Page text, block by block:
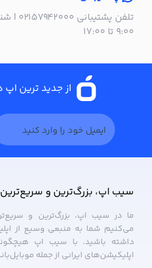
تلفن
۹:۰۰ تا ۱۷:۰۰
از جدید ترین اپ
سیب ‌اپ، بزرگ‌ترین و سریع‌ترین
ما در سیب ‌اپ، بزرگ‌ترین و
می‌کنیم شما به منبعی وسیع از
داشته باشید. با سیب ‌اپ
اپلیکیشن‌های ایرانی از جمله